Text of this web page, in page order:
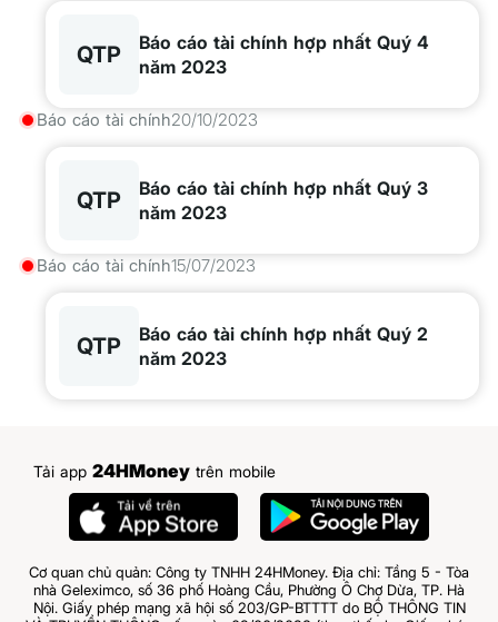
QTP
Báo cáo tài chính hợp nhất Quý 4
năm 2023
Báo cáo tài chính20/10/2023
QTP
Báo cáo tài chính hợp nhất Quý 3
năm 2023
Báo cáo tài chính15/07/2023
QTP
Báo cáo tài chính hợp nhất Quý 2
năm 2023
Tải app 24HMoney trên mobile
Cơ quan chủ quản: Công ty TNHH 24HMoney. Địa chỉ: Tầng 5 - Tòa
nhà Geleximco, số 36 phố Hoàng Cầu, Phường Ô Chợ Dừa, TP. Hà
Nội. Giấy phép mạng xã hội số 203/GP-BTTTT do BỘ THÔNG TIN